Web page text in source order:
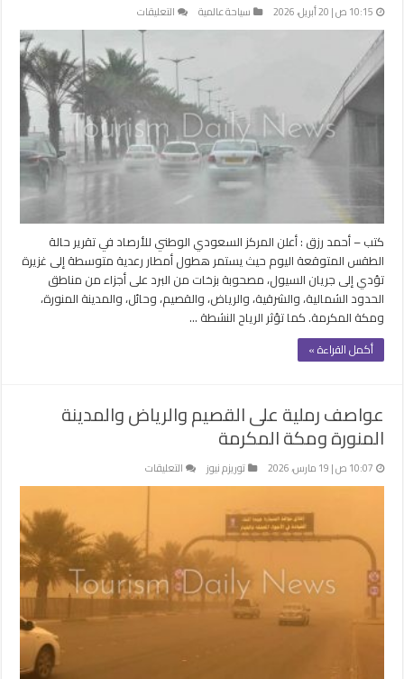
10:15 ص | 20 أبريل، 2026 سياحة عالمية التعليقات
أمطار
رعدية
وسيول
حائل
والمدينة
المنورة
ومكة
المكرمة
كتب – أحمد رزق : أعلن المركز السعودي الوطني للأرصاد في تقرير حالة
الطقس المتوقعة اليوم حيث يستمر هطول أمطار رعدية متوسطة إلى غزيرة
تؤدي إلى جريان السيول، مصحوبة بزخات من البرد على أجزاء من مناطق
الحدود الشمالية، والشرقية، والرياض، والقصيم، وحائل، والمدينة المنورة،
ومكة المكرمة. كما تؤثر الرياح النشطة …
أكمل القراءة »
عواصف رملية على القصيم والرياض والمدينة
المنورة ومكة المكرمة
10:07 ص | 19 مارس، 2026 توريزم نيوز التعليقات
عواصف
القصيم
والرياض
والمدينة
المنورة
ومكة